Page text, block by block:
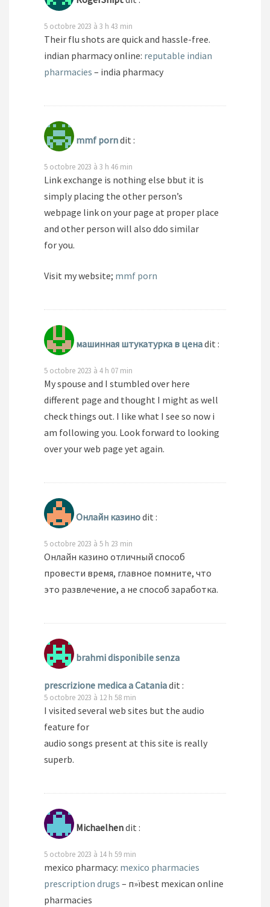
5 octobre 2023 à 3 h 43 min
Their flu shots are quick and hassle-free.
indian pharmacy online: reputable indian
pharmacies – india pharmacy
mmf porndit :
5 octobre 2023 à 3 h 46 min
Link exchange is nothing else bbut it is
simply placing the other person’s
webpage link on your page at proper place
and other person will also ddo similar
for you.
Visit my website; mmf porn
машинная штукатурка в ценаdit :
5 octobre 2023 à 4 h 07 min
My spouse and I stumbled over here
different page and thought I might as well
check things out. I like what I see so now i
am following you. Look forward to looking
over your web page yet again.
Онлайн казиноdit :
5 octobre 2023 à 5 h 23 min
Онлайн казино отличный способ
провести время, главное помните, что
это развлечение, а не способ заработка.
brahmi disponibile senza
prescrizione medica a Cataniadit :
5 octobre 2023 à 12 h 58 min
I visited several web sites but the audio
feature for
audio songs present at this site is really
superb.
Michaelhendit :
5 octobre 2023 à 14 h 59 min
mexico pharmacy: mexico pharmacies
prescription drugs – п»їbest mexican online
pharmacies